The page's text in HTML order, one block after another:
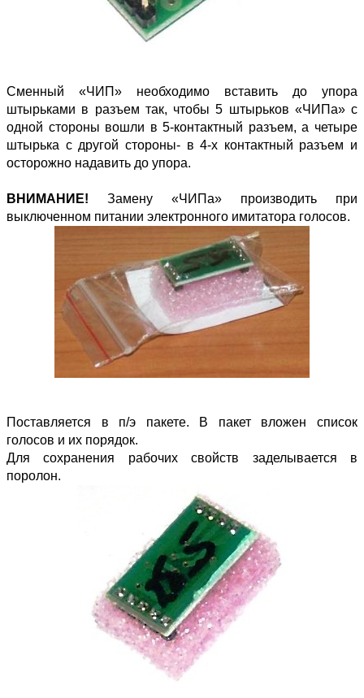
Сменный «ЧИП» необходимо вставить до упора
штырьками в разъем так, чтобы 5 штырьков «ЧИПа» с
одной стороны вошли в 5-контактный разъем, а четыре
штырька с другой стороны- в 4-х контактный разъем и
осторожно надавить до упора.
ВНИМАНИЕ! Замену «ЧИПа» производить при
выключенном питании электронного имитатора голосов.
Поставляется в п/э пакете. В пакет вложен список
голосов и их порядок.
Для сохранения рабочих свойств заделывается в
поролон.